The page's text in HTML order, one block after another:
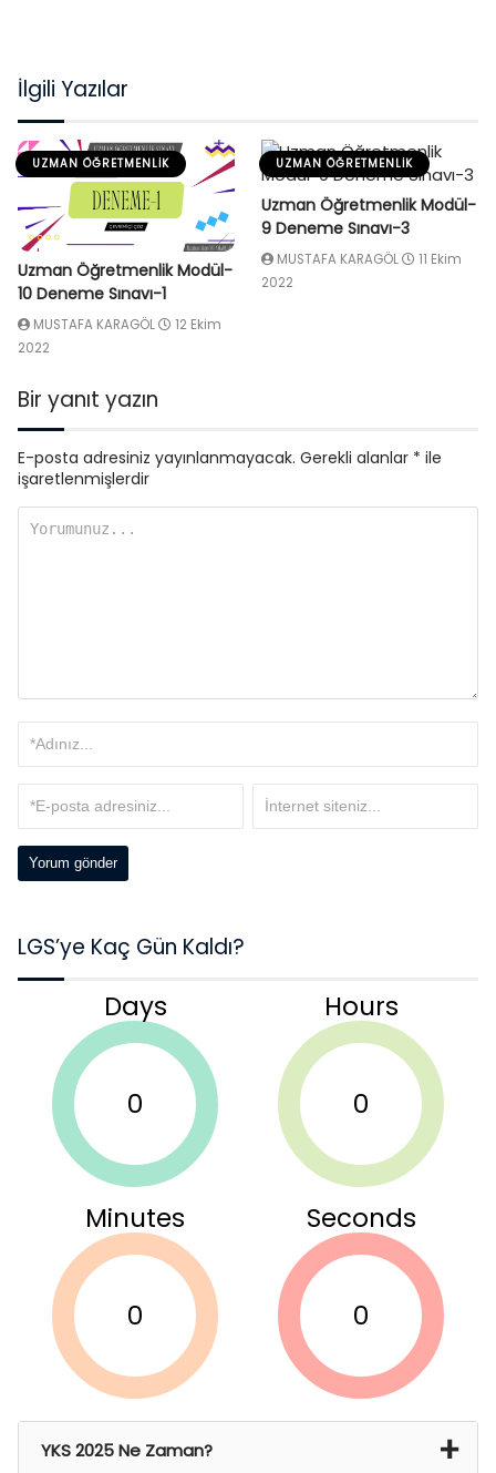
İlgili Yazılar
UZMAN ÖĞRETMENLIK
Uzman Öğretmenlik Modül-
10 Deneme Sınavı-1
MUSTAFA KARAGÖL
12 Ekim
2022
UZMAN ÖĞRETMENLIK
Uzman Öğretmenlik Modül-
9 Deneme Sınavı-3
MUSTAFA KARAGÖL
11 Ekim
2022
Bir yanıt yazın
E-posta adresiniz yayınlanmayacak. Gerekli alanlar * ile
işaretlenmişlerdir
LGS’ye Kaç Gün Kaldı?
Days
0
Hours
0
Minutes
0
Seconds
0
YKS 2025 Ne Zaman?